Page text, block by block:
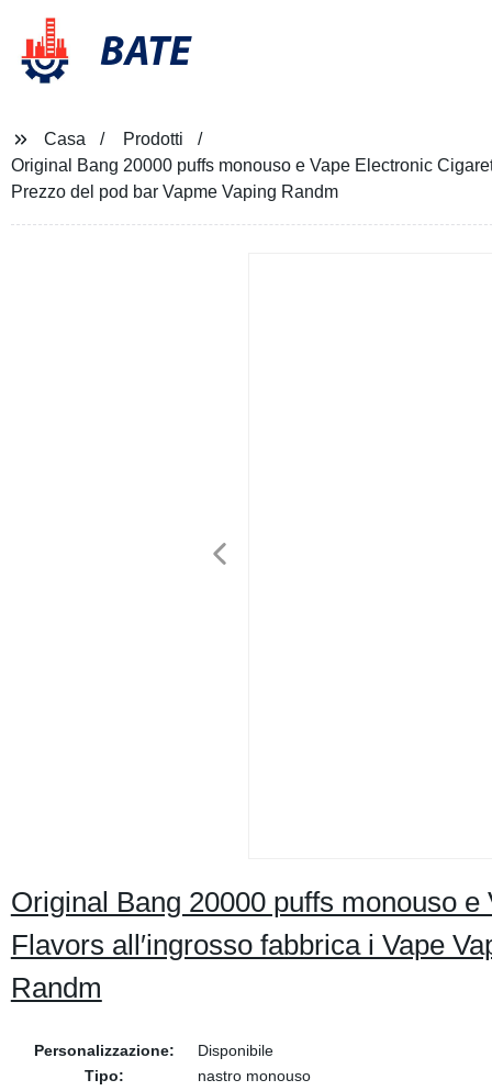
BATE
Casa
Prodotti
Original Bang 20000 puffs monouso e Vape Electronic
Prezzo del pod bar Vapme Vaping Randm
Original Bang 20000 puffs monouso
Flavors all′ingrosso fabbrica i Vape
Randm
Personalizzazione:
Disponibile
Tipo:
nastro monouso